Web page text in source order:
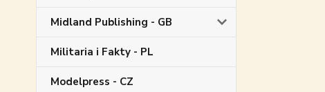
Midland Publishing - GB
Militaria i Fakty - PL
Modelpress - CZ